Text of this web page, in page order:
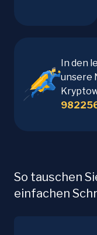
In den
unsere
So tauschen
einfachen